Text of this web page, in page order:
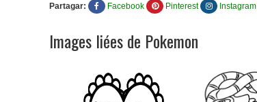
Partagar: Facebook Pinterest Instagram
Images liées de Pokemon